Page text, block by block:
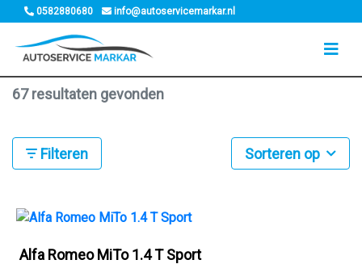
0582880680 info@autoservicemarkar.nl
67 resultaten gevonden
Filteren Sorteren op
Alfa Romeo MiTo 1.4 T Sport